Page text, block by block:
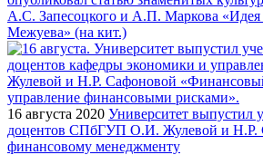
А.С. Запесоцкого и А.П. Маркова «Идея
Межуева» (на кит.)
16 августа 2020 Университет выпустил
доцентов СПбГУП О.И. Жулевой и Н.Р.
финансовому менеджменту